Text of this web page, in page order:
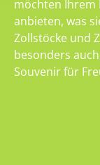
möchten Ihrem
anbieten, was
Zollstöcke und
besonders
Souvenir für